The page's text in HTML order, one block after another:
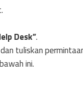
Desk”.
tuliskan
ini.